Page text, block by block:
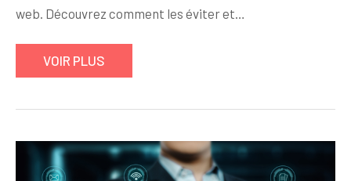
web. Découvrez comment les éviter et…
VOIR PLUS